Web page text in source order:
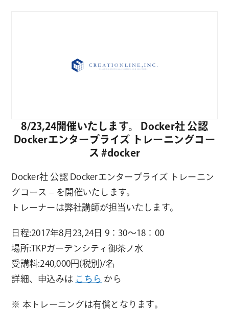
8/23,24開催いたします。 Docker社 公認
Dockerエンタープライズ トレーニングコー
ス #docker
Docker社 公認 Dockerエンタープライズ トレーニン
グコース – を開催いたします。
トレーナーは弊社講師が担当いたします。
日程:2017年8月23,24日 9：30〜18：00
場所:TKPガーデンシティ御茶ノ水
受講料:240,000円(税別)/名
詳細、申込みは こちら から
※ 本トレーニングは有償となります。